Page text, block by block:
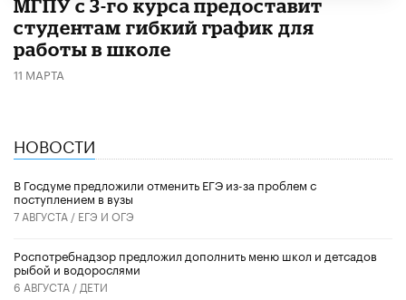
МГПУ с 3-го курса предоставит
студентам гибкий график для
работы в школе
11 МАРТА
НОВОСТИ
В Госдуме предложили отменить ЕГЭ из-за проблем с
поступлением в вузы
7 АВГУСТА / ЕГЭ И ОГЭ
Роспотребнадзор предложил дополнить меню школ и детсадов
рыбой и водорослями
6 АВГУСТА / ДЕТИ